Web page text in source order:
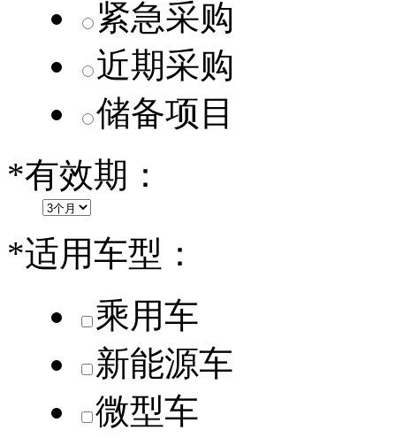
紧急采购
近期采购
储备项目
*有效期：
*适用车型：
乘用车
新能源车
微型车